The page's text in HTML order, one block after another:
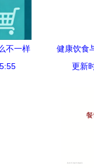
不一样
健康饮食
更新